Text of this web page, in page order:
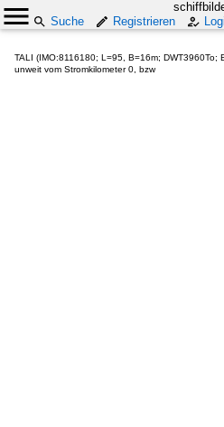
Suche
Registrieren
TALI (IMO:8116180; L=95, B=16m; DWT3960To;
unweit vom Stromkilometer 0, bzw